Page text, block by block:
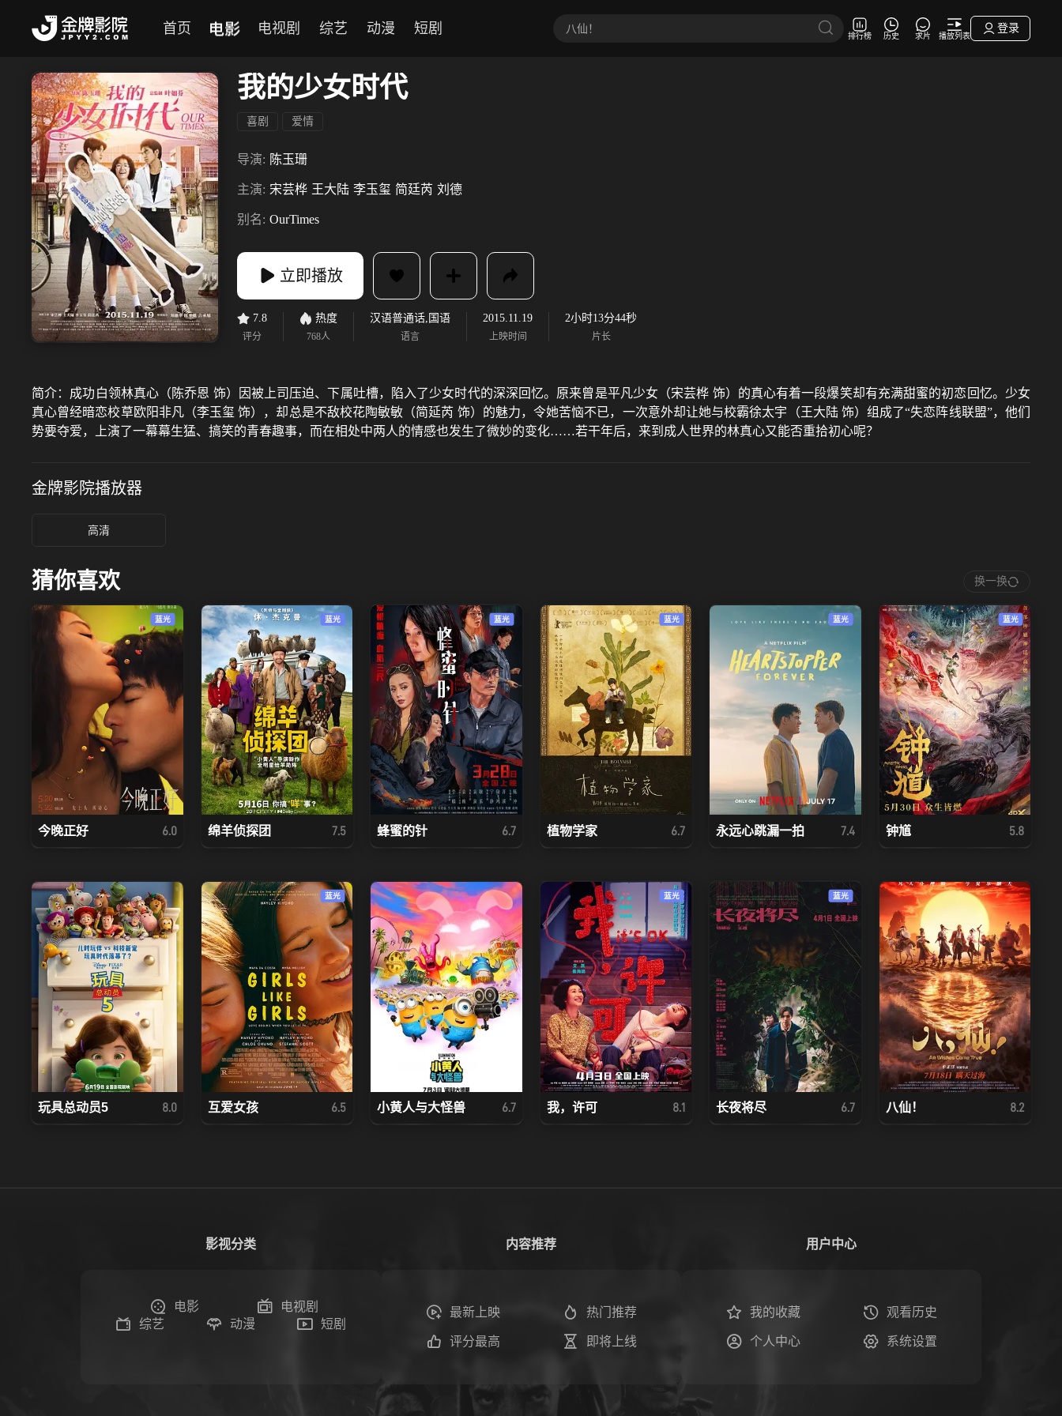
首页 电影 电视剧 综艺 动漫 短剧 排行榜 历史 求片 播放列表
登录
我的少女时代
喜剧 爱情
导演: 陈玉珊
主演: 宋芸桦 王大陆 李玉玺 简廷芮 刘德
别名: OurTimes
立即播放
7.8
评分
热度
768人
汉语普通话,国语
语言
2015.11.19
上映时间
2小时13分44秒
片长
简介： 成功白领林真心（陈乔恩 饰）因被上司压迫、下属吐槽，陷入了少女时代的深深回忆。原来曾是平凡少女（宋芸桦 饰）的真心有着一段爆笑却有充满甜蜜的初恋回忆。少女
真心曾经暗恋校草欧阳非凡（李玉玺 饰），却总是不敌校花陶敏敏（简延芮 饰）的魅力，令她苦恼不已，一次意外却让她与校霸徐太宇（王大陆 饰）组成了“失恋阵线联盟”，他们
势要夺爱，上演了一幕幕生猛、搞笑的青春趣事，而在相处中两人的情感也发生了微妙的变化……若干年后，来到成人世界的林真心又能否重拾初心呢？
金牌影院播放器
高清
猜你喜欢 换一换
蓝光
今晚正好 6.0
蓝光
绵羊侦探团 7.5
蓝光
蜂蜜的针 6.7
蓝光
植物学家 6.7
蓝光
永远心跳漏一拍 7.4
蓝光
钟馗 5.8
玩具总动员5 8.0
蓝光
互爱女孩 6.5 小黄人与大怪兽 6.7
蓝光
我，许可 8.1
蓝光
长夜将尽 6.7 八仙！ 8.2
影视分类
电影
电视剧
综艺
动漫 短剧
内容推荐
最新上映 热门推荐
评分最高 即将上线
用户中心
我的收藏 观看历史
个人中心 系统设置